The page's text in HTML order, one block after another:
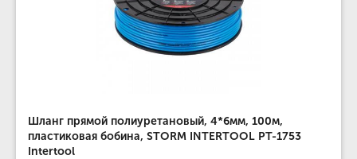
Шланг прямой полиуретановый, 4*6мм, 100м,
пластиковая бобина, STORM INTERTOOL PT-1753
Intertool